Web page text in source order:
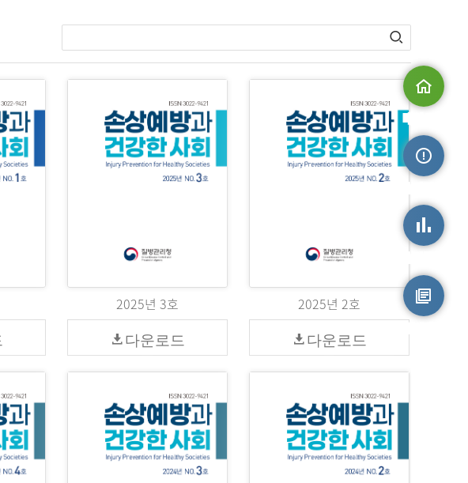
맵
2025년 3호
다운로드
2025년 2호
다운로드
메인으로
원시자료